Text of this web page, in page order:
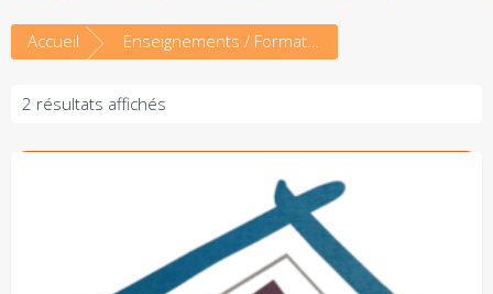
Accueil Enseignements / Formations
2 résultats affichés